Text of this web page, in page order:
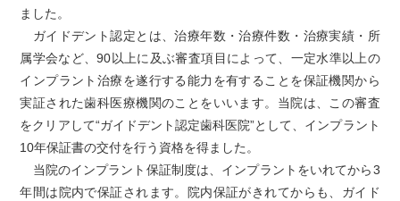
ました。
ガイドデント認定とは、治療年数・治療件数・治療実績・所
属学会など、90以上に及ぶ審査項目によって、一定水準以上の
インプラント治療を遂行する能力を有することを保証機関から
実証された歯科医療機関のことをいいます。当院は、この審査
をクリアして“ガイドデント認定歯科医院”として、インプラント
10年保証書の交付を行う資格を得ました。
当院のインプラント保証制度は、インプラントをいれてから3
年間は院内で保証されます。院内保証がきれてからも、ガイド